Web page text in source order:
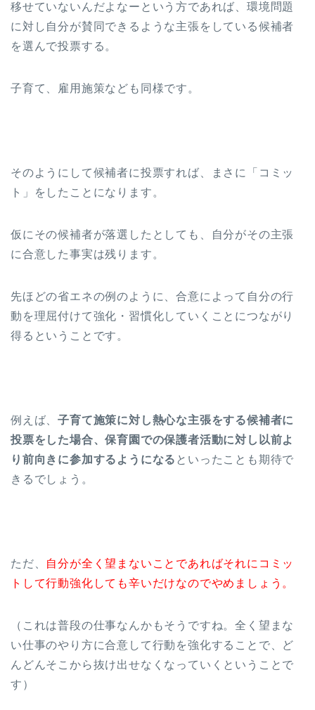
移せていないんだよなーという方であれば、環境問題
に対し自分が賛同できるような主張をしている候補者
を選んで投票する。
子育て、雇用施策なども同様です。
そのようにして候補者に投票すれば、まさに「コミッ
ト」をしたことになります。
仮にその候補者が落選したとしても、自分がその主張
に合意した事実は残ります。
先ほどの省エネの例のように、合意によって自分の行
動を理屈付けて強化・習慣化していくことにつながり
得るということです。
例えば、子育て施策に対し熱心な主張をする候補者に
投票をした場合、保育園での保護者活動に対し以前よ
り前向きに参加するようになる といったことも期待で
きるでしょう。
ただ、 自分が全く望まないことであればそれにコミッ
トして行動強化しても辛いだけなのでやめましょう。
（これは普段の仕事なんかもそうですね。全く望まな
い仕事のやり方に合意して行動を強化することで、ど
んどんそこから抜け出せなくなっていくということで
す）